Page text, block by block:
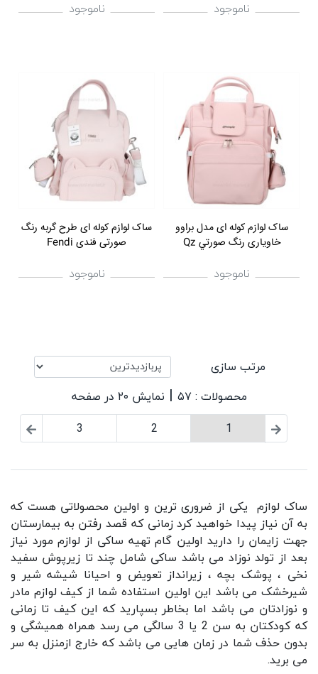
ناموجود
ناموجود
ساک لوازم کوله ای مدل براوو
خاوياری رنگ صورتي Qz
ناموجود
ساک لوازم کوله ای طرح گربه رنگ
صورتی فندی Fendi
ناموجود
مرتب سازی
محصولات : ۵۷
| نمایش ۲۰ در صفحه
1
2
3
ساک لوازم یکی از ضروری ترین و اولین محصولاتی هست که
به آن نیاز پیدا خواهید کرد زمانی که قصد رفتن به بیمارستان
جهت زایمان را دارید اولین گام تهیه ساکی از لوازم مورد نیاز
بعد از تولد نوزاد می باشد ساکی شامل چند تا زیرپوش سفید
نخی ، پوشک بچه ، زیرانداز تعویض و احیانا شیشه شیر و
شیرخشک می باشد این اولین استفاده شما از کیف لوازم مادر
و نوزادتان می باشد اما بخاطر بسپارید که این کیف تا زمانی
که کودکتان به سن 2 یا 3 سالگی می رسد همراه همیشگی و
بدون حذف شما در زمان هایی می باشد که خارج ازمنزل به سر
می برید.